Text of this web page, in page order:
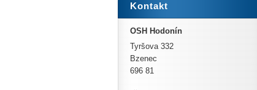
Kontakt
OSH Hodonín
Tyršova 332
Bzenec
696 81